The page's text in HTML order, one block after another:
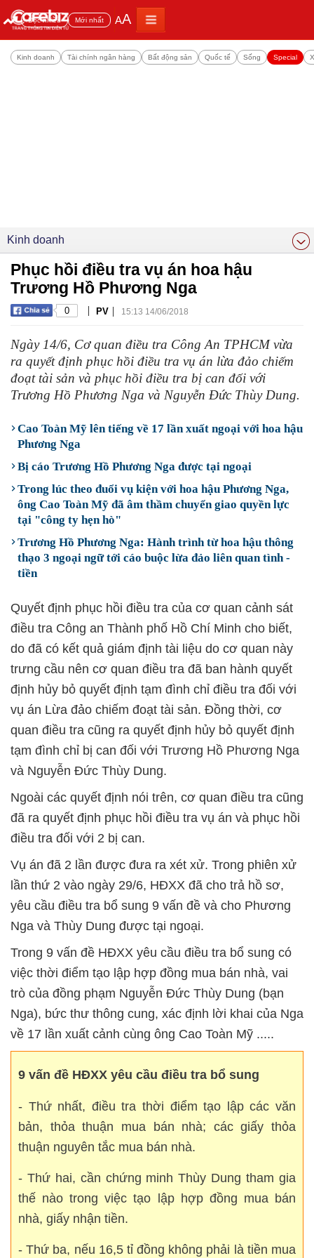
Đọc nhiều Mới nhất AA
Kinh doanh Tài chính ngân hàng Bất động sản Quốc tế Sống Special
Kinh doanh
Phục hồi điều tra vụ án hoa hậu
Trương Hồ Phương Nga
0 | PV | 15:13 14/06/2018
Ngày 14/6, Cơ quan điều tra Công An TPHCM vừa
ra quyết định phục hồi điều tra vụ án lừa đảo chiếm
đoạt tài sản và phục hồi điều tra bị can đối với
Trương Hồ Phương Nga và Nguyễn Đức Thùy Dung.
Cao Toàn Mỹ lên tiếng về 17 lần xuất ngoại với hoa hậu
Phương Nga
Bị cáo Trương Hồ Phương Nga được tại ngoại
Trong lúc theo đuổi vụ kiện với hoa hậu Phương Nga,
ông Cao Toàn Mỹ đã âm thầm chuyển giao quyền lực
tại "công ty hẹn hò"
Trương Hồ Phương Nga: Hành trình từ hoa hậu thông
thạo 3 ngoại ngữ tới cáo buộc lừa đảo liên quan tình -
tiền
Quyết định phục hồi điều tra của cơ quan cảnh sát
điều tra Công an Thành phố Hồ Chí Minh cho biết,
do đã có kết quả giám định tài liệu do cơ quan này
trưng cầu nên cơ quan điều tra đã ban hành quyết
định hủy bỏ quyết định tạm đình chỉ điều tra đối với
vụ án Lừa đảo chiếm đoạt tài sản. Đồng thời, cơ
quan điều tra cũng ra quyết định hủy bỏ quyết định
tạm đình chỉ bị can đối với Trương Hồ Phương Nga
và Nguyễn Đức Thùy Dung.
Ngoài các quyết định nói trên, cơ quan điều tra cũng
đã ra quyết định phục hồi điều tra vụ án và phục hồi
điều tra đối với 2 bị can.
Vụ án đã 2 lần được đưa ra xét xử. Trong phiên xử
lần thứ 2 vào ngày 29/6, HĐXX đã cho trả hồ sơ,
yêu cầu điều tra bổ sung 9 vấn đề và cho Phương
Nga và Thùy Dung được tại ngoại.
Trong 9 vấn đề HĐXX yêu cầu điều tra bổ sung có
việc thời điểm tạo lập hợp đồng mua bán nhà, vai
trò của đồng phạm Nguyễn Đức Thùy Dung (bạn
Nga), bức thư thông cung, xác định lời khai của Nga
về 17 lần xuất cảnh cùng ông Cao Toàn Mỹ .....
9 vấn đề HĐXX yêu cầu điều tra bổ sung
- Thứ nhất, điều tra thời điểm tạo lập các văn
bản, thỏa thuận mua bán nhà; các giấy thỏa
thuận nguyên tắc mua bán nhà.
- Thứ hai, cần chứng minh Thùy Dung tham gia
thế nào trong việc tạo lập hợp đồng mua bán
nhà, giấy nhận tiền.
- Thứ ba, nếu 16,5 tỉ đồng không phải là tiền mua